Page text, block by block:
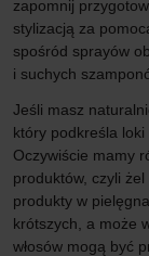
zapomnij
stylizacją za
spośród sprayów
i suchych
Jeśli masz
który podkreśla loki
Oczywiście mamy
produktów, czyli żel
produkty w
krótszych, a może
włosów mogą być